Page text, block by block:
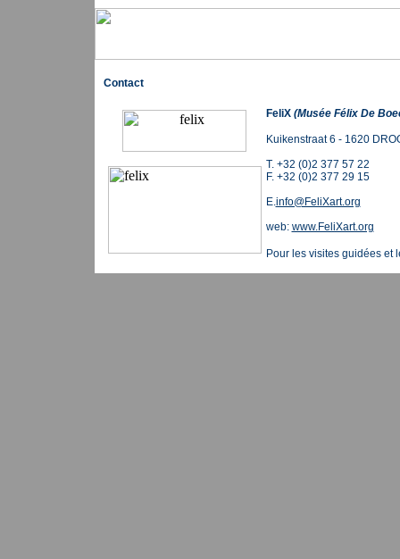
Contact
FeliX (Musée Félix De
Kuikenstraat 6 - 1620
T. +32 (0)2 377 57 22
F. +32 (0)2 377 29 15
E.info@FeliXart.org
web: www.FeliXart.org
Pour les visites guidées et